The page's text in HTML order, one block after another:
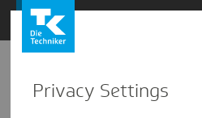
Zum
Inhalt
springen
Privacy Settings